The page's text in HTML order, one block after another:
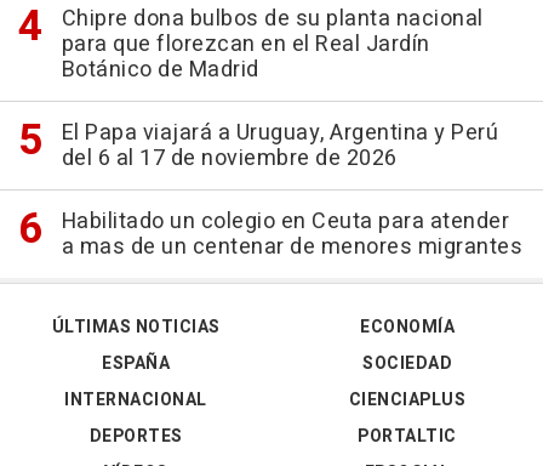
Chipre dona bulbos de su planta nacional
para que florezcan en el Real Jardín
Botánico de Madrid
El Papa viajará a Uruguay, Argentina y Perú
del 6 al 17 de noviembre de 2026
Habilitado un colegio en Ceuta para atender
a mas de un centenar de menores migrantes
ÚLTIMAS NOTICIAS
ESPAÑA
INTERNACIONAL
DEPORTES
ECONOMÍA
SOCIEDAD
CIENCIAPLUS
PORTALTIC